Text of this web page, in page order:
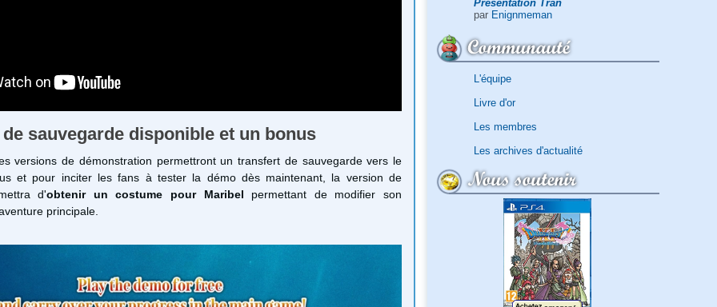
Présentation Tran
par Enignmeman
Communauté
L'équipe
Livre d'or
Les membres
Les archives d'actualité
Nous soutenir
sauvegarde disponible et un bonus
versions de démonstration permettront un transfert de sauvegarde vers le
et pour inciter les fans à tester la démo dès maintenant, la version de
d'obtenir un costume pour Maribel permettant de modifier son
principale.